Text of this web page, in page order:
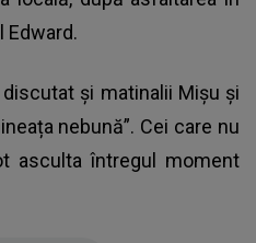
Edward.
și matinalii Mișu și
nebună”. Cei care nu
asculta întregul moment